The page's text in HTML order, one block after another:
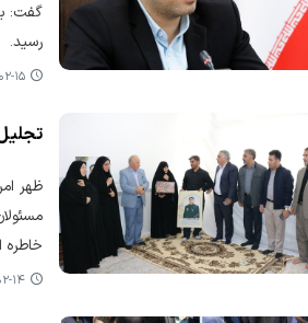
گفت:
رسید.
۱۴۰۵-
ظهر
خاطره
۱۴۰۵-